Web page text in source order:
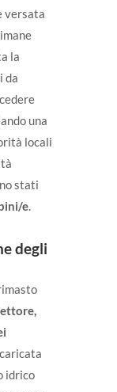
versata
la
da
una
locali
stati
e.
degli
idrico